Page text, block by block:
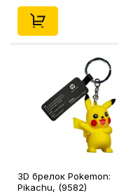
3D брелок Pokemon:
Pikachu, (9582)